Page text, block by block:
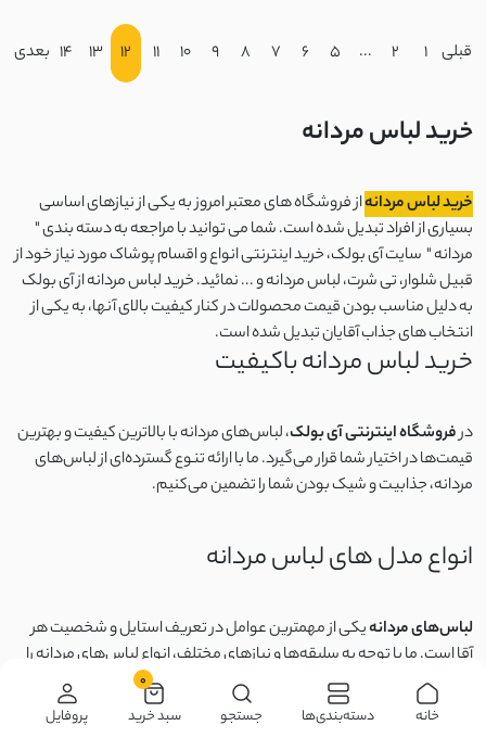
قبلی 1
2
...
5
6
7
8
9
10
11
12
13
14 بعدی
خرید لباس مردانه
خرید لباس مردانهاز فروشگاه های معتبر امروز به یکی از نیازهای اساسی
بسیاری از افراد تبدیل شده است. شما می توانید با مراجعه به دسته بندی "
مردانه " سایت آی بولک، خرید اینترنتی انواع و اقسام پوشاک مورد نیاز خود از
قبیل شلوار، تی شرت، لباس مردانه و ... نمائید. خرید لباس مردانه از آی بولک
به دلیل مناسب بودن قیمت محصولات در کنار کیفیت بالای آنها، به یکی از
انتخاب های جذاب آقایان تبدیل شده است.
خرید لباس مردانه باکیفیت
درفروشگاه اینترنتی آی بولک، لباس‌های مردانه با بالاترین کیفیت و بهترین
قیمت‌ها در اختیار شما قرار می‌گیرد. ما با ارائه تنوع گسترده‌ای از لباس‌های
مردانه، جذابیت و شیک بودن شما را تضمین می‌کنیم.
انواع مدل های لباس مردانه
لباس‌های مردانهیکی از مهمترین عوامل در تعریف استایل و شخصیت هر
آقا است. ما با توجه به سلیقه‌ها و نیازهای مختلف، انواع لباس‌های مردانه را
در اختیارتان قرار داده‌ایم. از لباس های رسمی تا لباس‌های اسپرت که برای
روزمره شما مناسب است. شما در فروشگاه آی بولک می توانید
انواع پیراهن
خانه دسته‌بندی‌ها جستجو
0
سبد خرید پروفایل